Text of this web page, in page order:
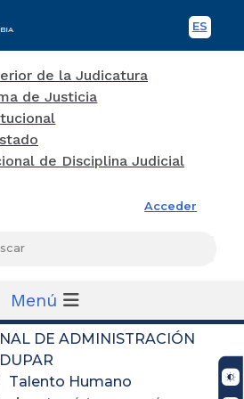
ES
Acceder
Menú
DE ADMINISTRACIÓN
Talento Humano
Seccional
Seccional